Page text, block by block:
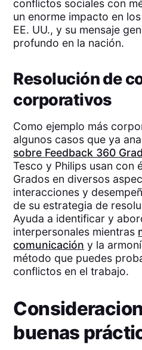
conflictos sociales con
un enorme impacto en
EE. UU., y su mensaje
profundo en la nación.
Resolución de
corporativos
Como ejemplo más
algunos casos que ya
sobre Feedback 360
Tesco y Philips usan con
Grados en diversos
interacciones y
de su estrategia de
Ayuda a identificar y
interpersonales mientras
comunicación y la
método que puedes
conflictos en el trabajo.
buenas